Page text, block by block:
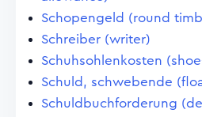
Schopengeld (round
Schreiber (writer)
Schuhsohlenkosten
Schuld, schwebende
Schuldbuchforderung